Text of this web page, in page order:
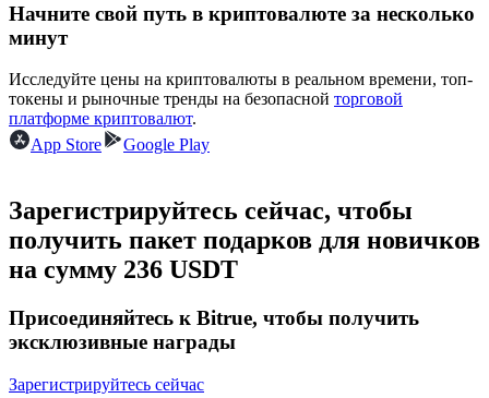
USDC фьючерсы
Фьючерсы с использованием USDC в качестве
Копирование торговли
Начните свой путь в криптовалюте за несколько
минут
Исследуйте цены на криптовалюты в реальном времени, топ-
токены и рыночные тренды на безопасной торговой
платформе криптовалют.
App Store
Google Play
Зарегистрируйтесь сейчас, чтобы
получить пакет подарков для новичков
на сумму 236 USDT
Присоединяйтесь к Bitrue, чтобы получить
эксклюзивные награды
Зарегистрируйтесь сейчас